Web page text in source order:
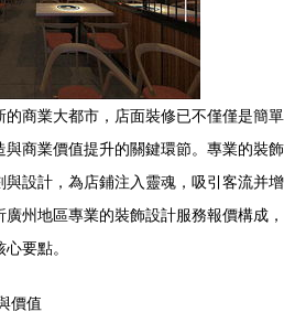
商業大都市，店面裝修已不僅僅是簡單
商業價值提升的關鍵環節。專業的裝飾
設計，為店鋪注入靈魂，吸引客流并增
州地區專業的裝飾設計服務報價構成，
要點。
價值